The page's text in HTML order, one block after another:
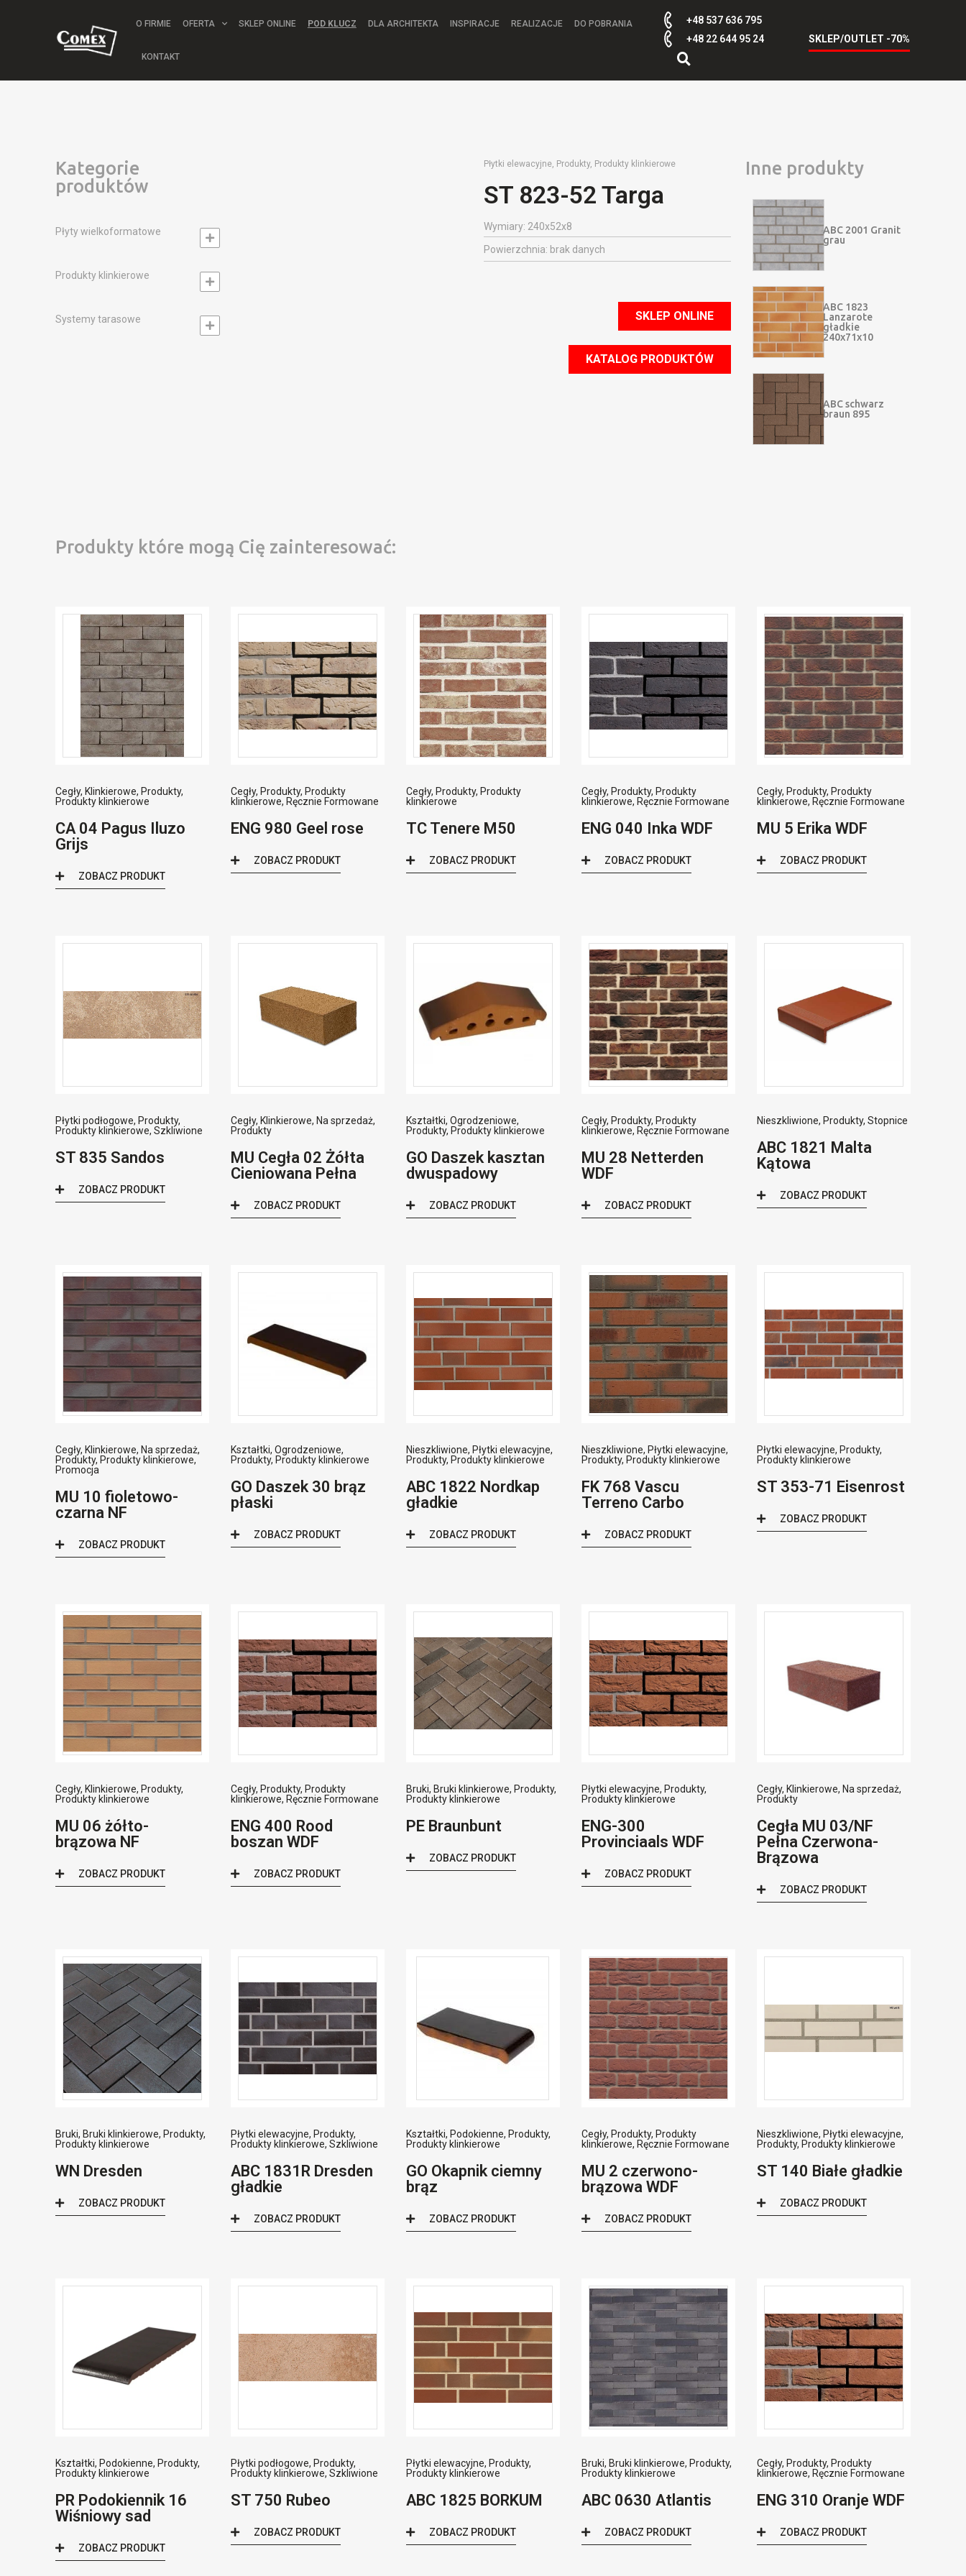
O FIRMIE OFERTA SKLEP ONLINE POD KLUCZ DLA ARCHITEKTA INSPIRACJE REALIZACJE DO POBRANIA
KONTAKT
+48 537 636 795
+48 22 644 95 24
SKLEP/OUTLET -70%
Kategorie
produktów
Płyty wielkoformatowe
Produkty klinkierowe
Systemy tarasowe
Płytki elewacyjne, Produkty, Produkty klinkierowe
ST 823-52 Targa
Wymiary: 240x52x8
Powierzchnia: brak danych
SKLEP ONLINE
KATALOG PRODUKTÓW
Inne produkty
ABC 2001 Granit
grau
ABC 1823
Lanzarote
gładkie
240x71x10
ABC schwarz
braun 895
Produkty które mogą Cię zainteresować:
Cegły, Klinkierowe, Produkty,
Produkty klinkierowe
CA 04 Pagus Iluzo
Grijs
ZOBACZ PRODUKT
Cegły, Produkty, Produkty
klinkierowe, Ręcznie Formowane
ENG 980 Geel rose
ZOBACZ PRODUKT
Cegły, Produkty, Produkty
klinkierowe
TC Tenere M50
ZOBACZ PRODUKT
Cegły, Produkty, Produkty
klinkierowe, Ręcznie Formowane
ENG 040 Inka WDF
ZOBACZ PRODUKT
Cegły, Produkty, Produkty
klinkierowe, Ręcznie Formowane
MU 5 Erika WDF
ZOBACZ PRODUKT
Płytki podłogowe, Produkty,
Produkty klinkierowe,Szkliwione
ST 835 Sandos
ZOBACZ PRODUKT
Cegły, Klinkierowe, Na sprzedaż,
Produkty
MU Cegła 02 Żółta
Cieniowana Pełna
ZOBACZ PRODUKT
Kształtki,Ogrodzeniowe,
Produkty, Produkty klinkierowe
GO Daszek kasztan
dwuspadowy
ZOBACZ PRODUKT
Cegły, Produkty, Produkty
klinkierowe, Ręcznie Formowane
MU 28 Netterden
WDF
ZOBACZ PRODUKT
Nieszkliwione, Produkty, Stopnice
ABC 1821 Malta
Kątowa
ZOBACZ PRODUKT
Cegły, Klinkierowe, Na sprzedaż,
Produkty, Produkty klinkierowe,
Promocja
MU 10 fioletowo-
czarna NF
ZOBACZ PRODUKT
Kształtki,Ogrodzeniowe,
Produkty, Produkty klinkierowe
GO Daszek 30 brąz
płaski
ZOBACZ PRODUKT
Nieszkliwione, Płytki elewacyjne,
Produkty, Produkty klinkierowe
ABC 1822 Nordkap
gładkie
ZOBACZ PRODUKT
Nieszkliwione, Płytki elewacyjne,
Produkty, Produkty klinkierowe
FK 768 Vascu
Terreno Carbo
ZOBACZ PRODUKT
Płytki elewacyjne, Produkty,
Produkty klinkierowe
ST 353-71 Eisenrost
ZOBACZ PRODUKT
Cegły, Klinkierowe, Produkty,
Produkty klinkierowe
MU 06 żółto-
brązowa NF
ZOBACZ PRODUKT
Cegły, Produkty, Produkty
klinkierowe, Ręcznie Formowane
ENG 400 Rood
boszan WDF
ZOBACZ PRODUKT
Bruki, Bruki klinkierowe, Produkty,
Produkty klinkierowe
PE Braunbunt
ZOBACZ PRODUKT
Płytki elewacyjne, Produkty,
Produkty klinkierowe
ENG-300
Provinciaals WDF
ZOBACZ PRODUKT
Cegły, Klinkierowe, Na sprzedaż,
Produkty
Cegła MU 03/NF
Pełna Czerwona-
Brązowa
ZOBACZ PRODUKT
Bruki, Bruki klinkierowe, Produkty,
Produkty klinkierowe
WN Dresden
ZOBACZ PRODUKT
Płytki elewacyjne, Produkty,
Produkty klinkierowe,Szkliwione
ABC 1831R Dresden
gładkie
ZOBACZ PRODUKT
Kształtki, Podokienne, Produkty,
Produkty klinkierowe
GO Okapnik ciemny
brąz
ZOBACZ PRODUKT
Cegły, Produkty, Produkty
klinkierowe, Ręcznie Formowane
MU 2 czerwono-
brązowa WDF
ZOBACZ PRODUKT
Nieszkliwione, Płytki elewacyjne,
Produkty, Produkty klinkierowe
ST 140 Białe gładkie
ZOBACZ PRODUKT
Kształtki, Podokienne, Produkty,
Produkty klinkierowe
PR Podokiennik 16
Wiśniowy sad
ZOBACZ PRODUKT
Płytki podłogowe, Produkty,
Produkty klinkierowe,Szkliwione
ST 750 Rubeo
ZOBACZ PRODUKT
Płytki elewacyjne, Produkty,
Produkty klinkierowe
ABC 1825 BORKUM
ZOBACZ PRODUKT
Bruki, Bruki klinkierowe, Produkty,
Produkty klinkierowe
ABC 0630 Atlantis
ZOBACZ PRODUKT
Cegły, Produkty, Produkty
klinkierowe, Ręcznie Formowane
ENG 310 Oranje WDF
ZOBACZ PRODUKT